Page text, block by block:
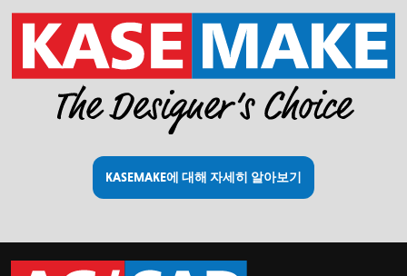
KASEMAKE에 대해 자세히 알아보기